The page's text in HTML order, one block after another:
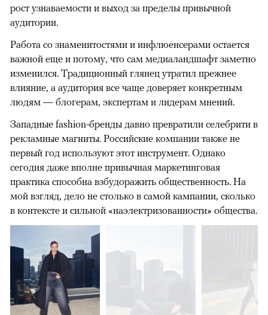
рост узнаваемости и выход за пределы привычной
аудитории.
Работа со знаменитостями и инфлюенсерами остается
важной еще и потому, что сам медиаландшафт заметно
изменился. Традиционный глянец утратил прежнее
влияние, а аудитория все чаще доверяет конкретным
людям — блогерам, экспертам и лидерам мнений.
Западные fashion-бренды давно превратили селебрити в
рекламные магниты. Российские компании также не
первый год используют этот инструмент. Однако
сегодня даже вполне привычная маркетинговая
практика способна взбудоражить общественность. На
мой взгляд, дело не столько в самой кампании, сколько
в контексте и сильной «наэлектризованности» общества.